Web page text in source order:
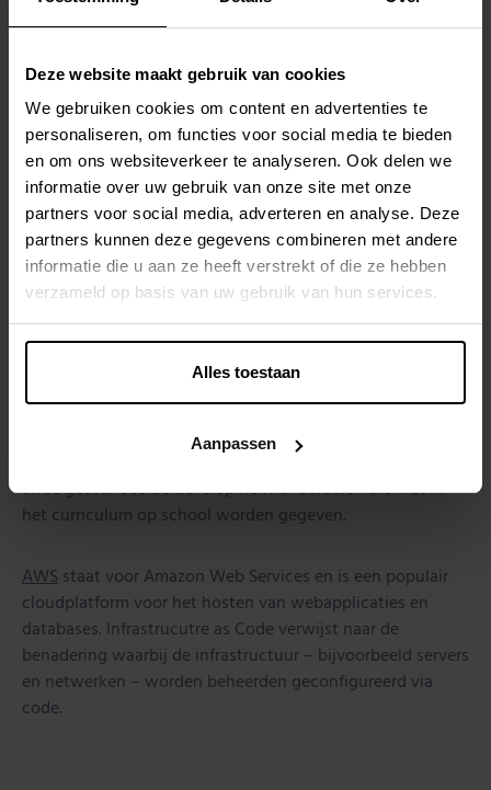
Deze website maakt gebruik van cookies
We gebruiken cookies om content en advertenties te
personaliseren, om functies voor social media te bieden
en om ons websiteverkeer te analyseren. Ook delen we
informatie over uw gebruik van onze site met onze
partners voor social media, adverteren en analyse. Deze
partners kunnen deze gegevens combineren met andere
informatie die u aan ze heeft verstrekt of die ze hebben
verzameld op basis van uw gebruik van hun services.
Alles toestaan
Aanpassen
dat we ook van Blijhuis een actieve betrokkenheid vroegen
Uitdagende
stageopdrachten
Bij Kunlabora focussen we op
deskundigheid. We maakten het
makkelijk. Eén van de grote
uitdagingen was het DevOps luik
van de opdracht. De studenten
twee geavanceerde development onderdelen die niet in
het curriculum op school worden gegeven.
AWS staat voor Amazon Web Services en is een populair
cloudplatform voor het hosten van webapplicaties en
databases. Infrastrucutre as Code verwijst naar de
benadering waarbij de infrastructuur – bijvoorbeeld servers
en netwerken – worden beheerden geconfigureerd via
code.